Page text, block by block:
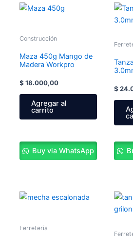
Construcción
Maza 450g Mango de
Madera Workpro
$ 18.000,00
Agregar al
carrito
Buy via WhatsApp
$
Ferreteria